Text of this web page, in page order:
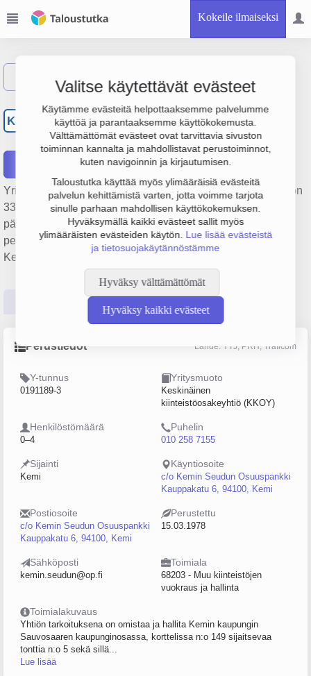
Kokeile ilmaiseksi
Valitse käytettävät evästeet
Käytämme evästeitä helpottaaksemme palvelumme
käyttöä ja parantaaksemme käyttökokemusta.
Välttämättömät evästeet ovat tarvittavia sivuston
toiminnan kannalta ja mahdollistavat perustoiminnot,
kuten navigoinnin ja kirjautumisen.
Taloustutka käyttää myös ylimääräisiä evästeitä
palvelun kehittämistä varten, jotta voimme tarjota
sinulle parhaan mahdollisen käyttökokemuksen.
Hyväksymällä kaikki evästeet sallit myös
ylimääräisten evästeiden käytön. Lue lisää evästeistä
ja tietosuojakäytännöstämme
Hyväksy välttämättömät
Hyväksy kaikki evästeet
KK
Kiinteistö Oy Kemin
Osuuspankkitalo
Yrityksen Kiinteistö Oy Kemin Osuuspankkitalo liikevaihto on
331 000 €, tulos -17 000 € ja henkilöstömäärä 0. Sen
päätoimiala on Muu kiinteistöjen vuokraus ja hallinta,
perustamisvuosi 1978 ja sijainti Kemi. Yrityksen yhtiömuoto
Keskinäinen kiinteistöosakeyhtiö (KKOY).
Päättäjätiedot
Perustiedot Lähde: YTJ, PRH, Traficom
Y-tunnus
0191189-3
Yritysmuoto
Keskinäinen
kiinteistöosakeyhtiö (KKOY)
Henkilöstömäärä
0–4
Puhelin
010 258 7155
Sijainti
Kemi
Käyntiosoite
c/o Kemin Seudun Osuuspankki
Kauppakatu 6, 94100, Kemi
Postiosoite
c/o Kemin Seudun Osuuspankki
Kauppakatu 6, 94100, Kemi
Perustettu
15.03.1978
Sähköposti
kemin.seudun@op.fi
Toimiala
68203 - Muu kiinteistöjen
vuokraus ja hallinta
Toimialakuvaus
Yhtiön tarkoituksena on omistaa ja hallita Kemin kaupungin
Sauvosaaren kaupunginosassa, korttelissa n:o 149 sijaitsevaa
tonttia n:o 5 sekä sillä...
Lue lisää